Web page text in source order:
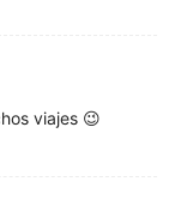
viajes 😉